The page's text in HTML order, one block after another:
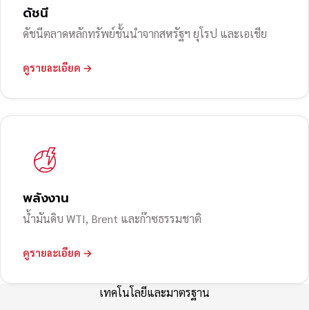
ดัชนี
ดัชนีตลาดหลักทรัพย์ชั้นนำจากสหรัฐฯ ยุโรป และเอเชีย
ดูรายละเอียด →
พลังงาน
น้ำมันดิบ WTI, Brent และก๊าซธรรมชาติ
ดูรายละเอียด →
เทคโนโลยีและมาตรฐาน